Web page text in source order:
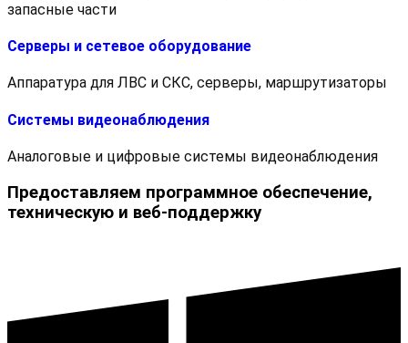
запасные части
Серверы и сетевое оборудование
Аппаратура для ЛВС и СКС, серверы, маршрутизаторы
Системы видеонаблюдения
Аналоговые и цифровые системы видеонаблюдения
Предоставляем программное обеспечение,
техническую и веб-поддержку